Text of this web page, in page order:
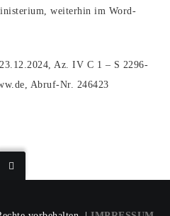
weiterhin im Word-
Az. IV C 1 – S 2296-
Abruf-Nr. 246423